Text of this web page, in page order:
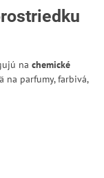
na chemické
na parfumy, farbivá,